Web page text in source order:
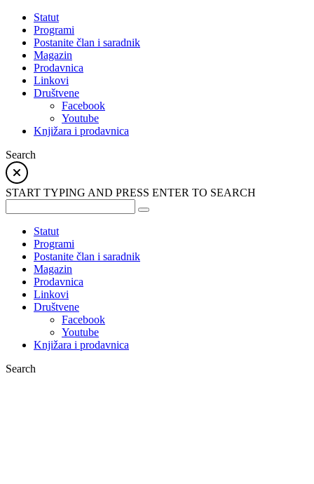
Statut
Programi
Postanite član i saradnik
Magazin
Prodavnica
Linkovi
Društvene
Facebook
Youtube
Knjižara i prodavnica
Search
START TYPING AND PRESS ENTER TO SEARCH
Statut
Programi
Postanite član i saradnik
Magazin
Prodavnica
Linkovi
Društvene
Facebook
Youtube
Knjižara i prodavnica
Search